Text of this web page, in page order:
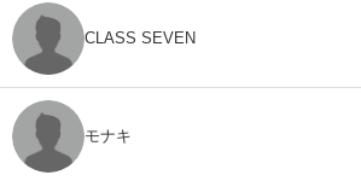
CLASS SEVEN
モナキ